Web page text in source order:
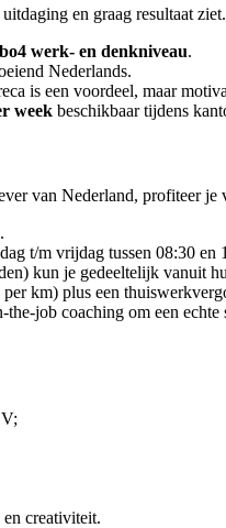
en graag resultaat ziet.
werk- en denkniveau.
Nederlands.
is een voordeel, maar
week beschikbaar tijdens
van Nederland, profiteer je
.
t/m vrijdag tussen 08:30 en
kun je gedeeltelijk vanuit
km) plus een
job coaching om een echte
creativiteit.